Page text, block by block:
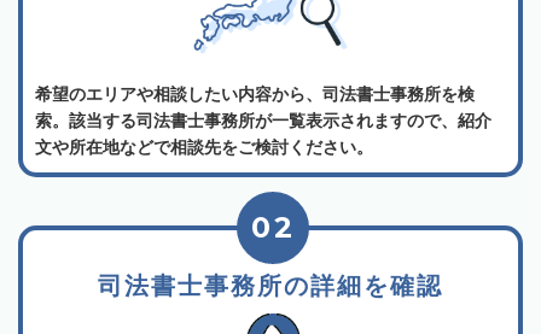
希望のエリアや相談したい内容から、司法書士事務所を検
索。該当する司法書士事務所が一覧表示されますので、紹介
文や所在地などで相談先をご検討ください。
司法書士事務所の詳細を確認
02